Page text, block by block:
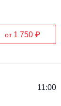
от 1 750 ₽
11:00